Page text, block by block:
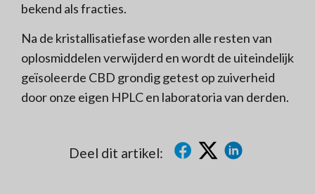
bekend als fracties.
Na de kristallisatiefase worden alle resten van
oplosmiddelen verwijderd en wordt de uiteindelijk
geïsoleerde CBD grondig getest op zuiverheid
door onze eigen HPLC en laboratoria van derden.
Deel dit artikel: